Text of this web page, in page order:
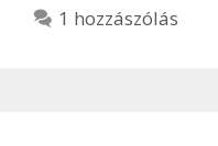
1 hozzászólás